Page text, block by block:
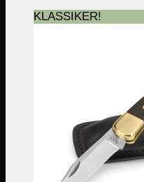
KLASSIKER!